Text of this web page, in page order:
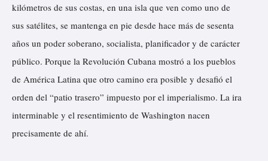
kilómetros de sus costas, en una isla que ven como uno de
sus satélites, se mantenga en pie desde hace más de sesenta
años un poder soberano, socialista, planificador y de carácter
público. Porque la Revolución Cubana mostró a los pueblos
de América Latina que otro camino era posible y desafió el
orden del “patio trasero” impuesto por el imperialismo. La ira
interminable y el resentimiento de Washington nacen
precisamente de ahí.